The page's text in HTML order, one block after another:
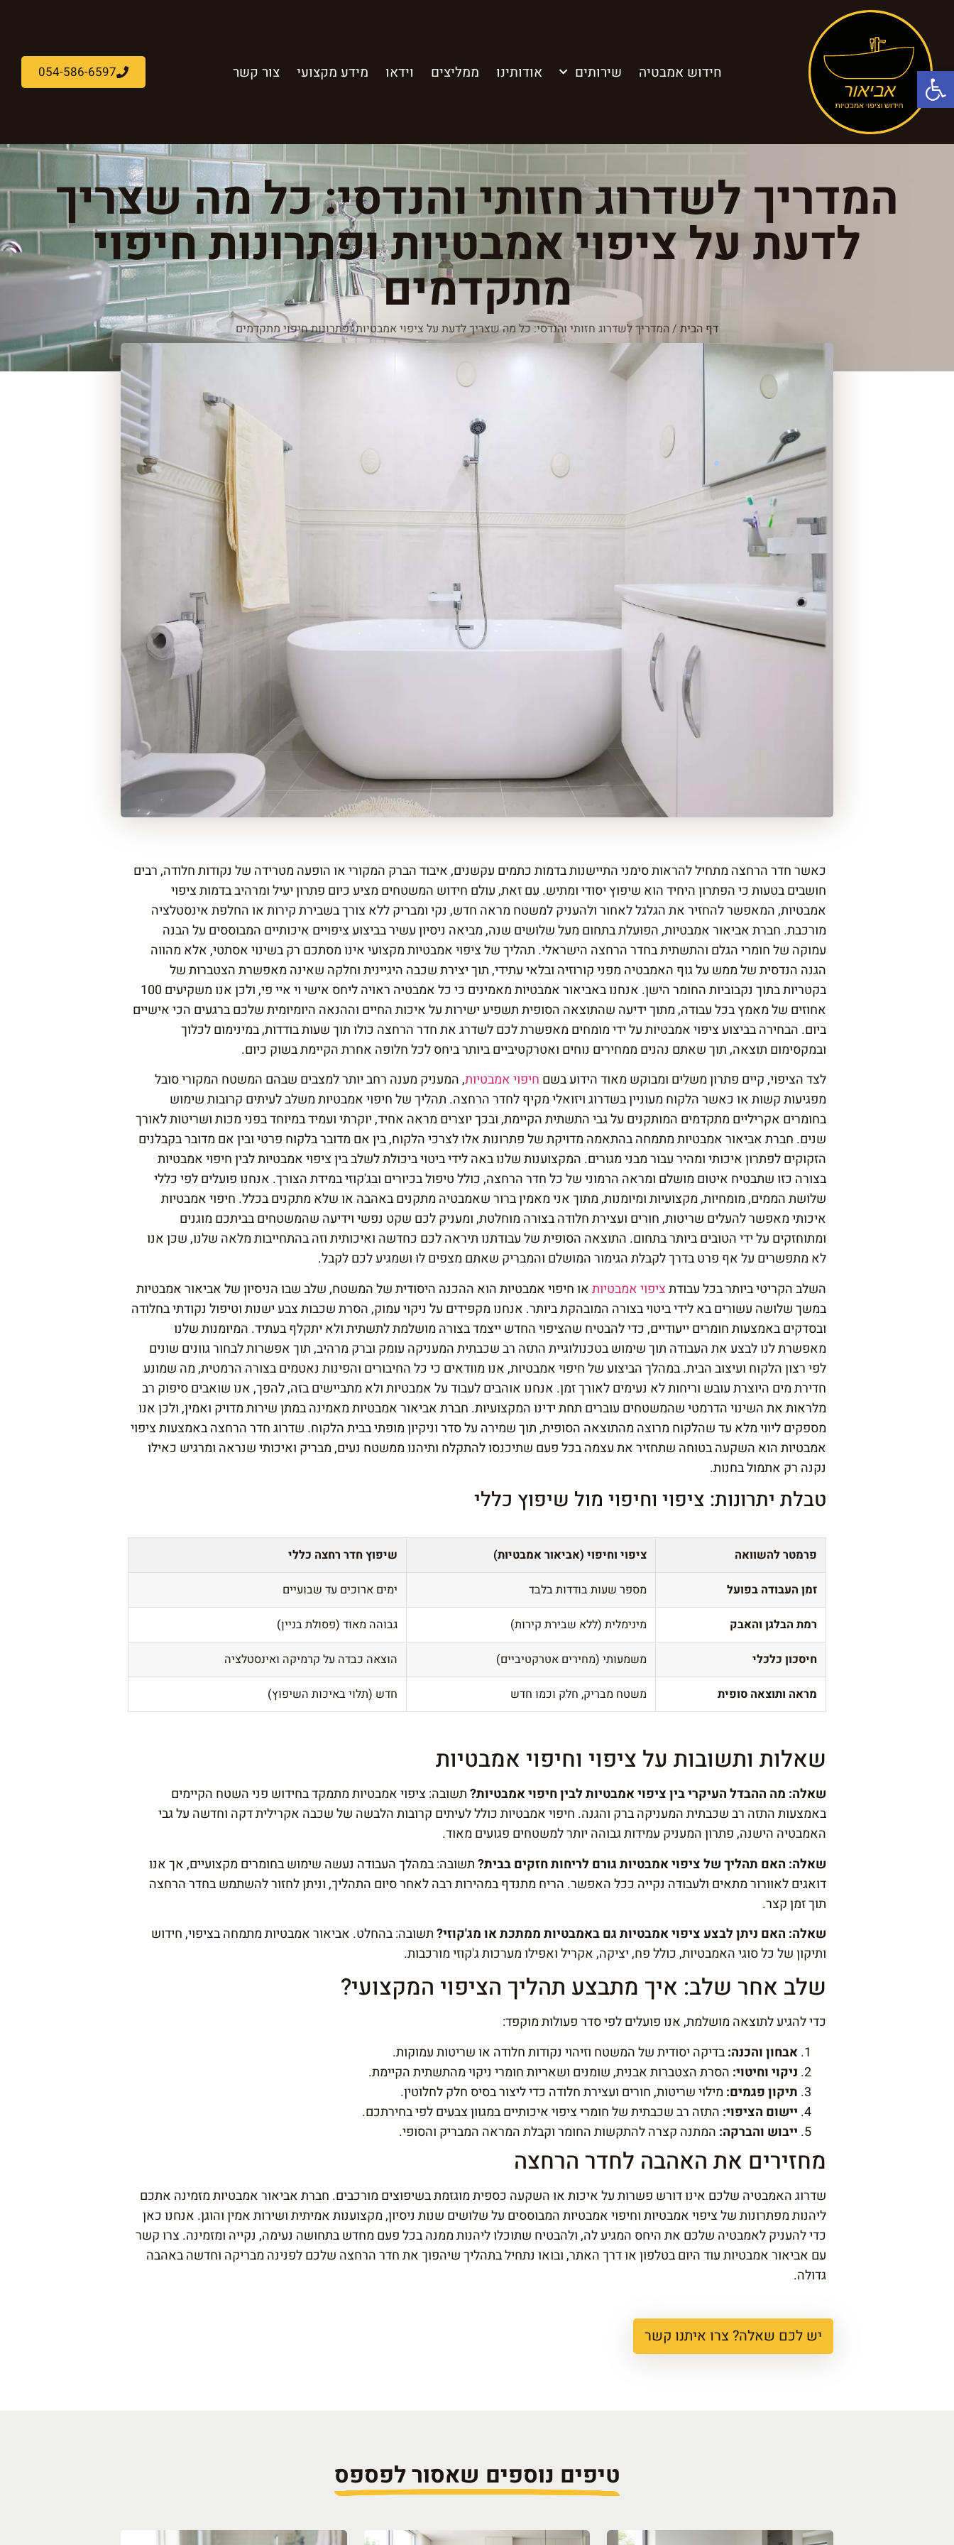
פתח סרגל נגישות חידוש אמבטיה שירותים אודותינו ממליצים וידאו מידע מקצועי צור קשר 054-586-6597
המדריך לשדרוג חזותי והנדסי: כל מה שצריך
לדעת על ציפוי אמבטיות ופתרונות חיפוי
מתקדמים
דף הבית /המדריך לשדרוג חזותי והנדסי: כל מה שצריך לדעת על ציפוי אמבטיות ופתרונות חיפוי מתקדמים
כאשר חדר הרחצה מתחיל להראות סימני התיישנות בדמות כתמים עקשנים, איבוד הברק המקורי או הופעה מטרידה של נקודות חלודה, רבים
חושבים בטעות כי הפתרון היחיד הוא שיפוץ יסודי ומתיש. עם זאת, עולם חידוש המשטחים מציע כיום פתרון יעיל ומרהיב בדמותציפוי
אמבטיות, המאפשר להחזיר את הגלגל לאחור ולהעניק למשטח מראה חדש, נקי ומבריק ללא צורך בשבירת קירות או החלפת אינסטלציה
מורכבת. חברת אביאור אמבטיות, הפועלת בתחום מעל שלושים שנה, מביאה ניסיון עשיר בביצוע ציפויים איכותיים המבוססים על הבנה
עמוקה של חומרי הגלם והתשתית בחדר הרחצה הישראלי. תהליך של ציפוי אמבטיות מקצועי אינו מסתכם רק בשינוי אסתטי, אלא מהווה
הגנה הנדסית של ממש על גוף האמבטיה מפני קורוזיה ובלאי עתידי, תוך יצירת שכבה היגיינית וחלקה שאינה מאפשרת הצטברות של
בקטריות בתוך נקבוביות החומר הישן. אנחנו באביאור אמבטיות מאמינים כי כל אמבטיה ראויה ליחס אישי וי איי פי, ולכן אנו משקיעים 100
אחוזים של מאמץ בכל עבודה, מתוך ידיעה שהתוצאה הסופית תשפיע ישירות על איכות החיים וההנאה היומיומית שלכם ברגעים הכי אישיים
ביום. הבחירה בביצוע ציפוי אמבטיות על ידי מומחים מאפשרת לכם לשדרג את חדר הרחצה כולו תוך שעות בודדות, במינימום לכלוך
ובמקסימום תוצאה, תוך שאתם נהנים ממחירים נוחים ואטרקטיביים ביותר ביחס לכל חלופה אחרת הקיימת בשוק כיום.
לצד הציפוי, קיים פתרון משלים ומבוקש מאוד הידוע בשם חיפוי אמבטיות, המעניק מענה רחב יותר למצבים שבהם המשטח המקורי סובל
מפגיעות קשות או כאשר הלקוח מעוניין בשדרוג ויזואלי מקיף לחדר הרחצה. תהליך של חיפוי אמבטיות משלב לעיתים קרובות שימוש
בחומרים אקריליים מתקדמים המותקנים על גבי התשתית הקיימת, ובכך יוצרים מראה אחיד, יוקרתי ועמיד במיוחד בפני מכות ושריטות לאורך
שנים. חברת אביאור אמבטיות מתמחה בהתאמה מדויקת של פתרונות אלו לצרכי הלקוח, בין אם מדובר בלקוח פרטי ובין אם מדובר בקבלנים
הזקוקים לפתרון איכותי ומהיר עבור מבני מגורים. המקצוענות שלנו באה לידי ביטוי ביכולת לשלב בין ציפוי אמבטיות לבין חיפוי אמבטיות
בצורה כזו שתבטיח איטום מושלם ומראה הרמוני של כל חדר הרחצה, כולל טיפול בכיורים ובג'קוזי במידת הצורך. אנחנו פועלים לפי כללי
שלושת הממים, מומחיות, מקצועיות ומיומנות, מתוך אני מאמין ברור שאמבטיה מתקנים באהבה או שלא מתקנים בכלל. חיפוי אמבטיות
איכותי מאפשר להעלים שריטות, חורים ועצירת חלודה בצורה מוחלטת, ומעניק לכם שקט נפשי וידיעה שהמשטחים בביתכם מוגנים
ומתוחזקים על ידי הטובים ביותר בתחום. התוצאה הסופית של עבודתנו תיראה לכם כחדשה ואיכותית וזה בהתחייבות מלאה שלנו, שכן אנו
לא מתפשרים על אף פרט בדרך לקבלת הגימור המושלם והמבריק שאתם מצפים לו ושמגיע לכם לקבל.
השלב הקריטי ביותר בכל עבודתציפוי אמבטיותאו חיפוי אמבטיות הוא ההכנה היסודית של המשטח, שלב שבו הניסיון של אביאור אמבטיות
במשך שלושה עשורים בא לידי ביטוי בצורה המובהקת ביותר. אנחנו מקפידים על ניקוי עמוק, הסרת שכבות צבע ישנות וטיפול נקודתי בחלודה
ובסדקים באמצעות חומרים ייעודיים, כדי להבטיח שהציפוי החדש ייצמד בצורה מושלמת לתשתית ולא יתקלף בעתיד. המיומנות שלנו
מאפשרת לנו לבצע את העבודה תוך שימוש בטכנולוגיית התזה רב שכבתית המעניקה עומק וברק מרהיב, תוך אפשרות לבחור גוונים שונים
לפי רצון הלקוח ועיצוב הבית. במהלך הביצוע של חיפוי אמבטיות, אנו מוודאים כי כל החיבורים והפינות נאטמים בצורה הרמטית, מה שמונע
חדירת מים היוצרת עובש וריחות לא נעימים לאורך זמן. אנחנו אוהבים לעבוד על אמבטיות ולא מתביישים בזה, להפך, אנו שואבים סיפוק רב
מלראות את השינוי הדרמטי שהמשטחים עוברים תחת ידינו המקצועיות. חברת אביאור אמבטיות מאמינה במתן שירות מדויק ואמין, ולכן אנו
מספקים ליווי מלא עד שהלקוח מרוצה מהתוצאה הסופית, תוך שמירה על סדר וניקיון מופתי בבית הלקוח. שדרוג חדר הרחצה באמצעות ציפוי
אמבטיות הוא השקעה בטוחה שתחזיר את עצמה בכל פעם שתיכנסו להתקלח ותיהנו ממשטח נעים, מבריק ואיכותי שנראה ומרגיש כאילו
נקנה רק אתמול בחנות.
טבלת יתרונות: ציפוי וחיפוי מול שיפוץ כללי
פרמטר להשוואה ציפוי וחיפוי (אביאור אמבטיות) שיפוץ חדר רחצה כללי
זמן העבודה בפועל מספר שעות בודדות בלבד ימים ארוכים עד שבועיים
רמת הבלגן והאבק מינימלית (ללא שבירת קירות) גבוהה מאוד (פסולת בניין)
חיסכון כלכלי משמעותי (מחירים אטרקטיביים) הוצאה כבדה על קרמיקה ואינסטלציה
מראה ותוצאה סופית משטח מבריק, חלק וכמו חדש חדש (תלוי באיכות השיפוץ)
שאלות ותשובות על ציפוי וחיפוי אמבטיות
שאלה: מה ההבדל העיקרי בין ציפוי אמבטיות לבין חיפוי אמבטיות?תשובה: ציפוי אמבטיות מתמקד בחידוש פני השטח הקיימים
באמצעות התזה רב שכבתית המעניקה ברק והגנה. חיפוי אמבטיות כולל לעיתים קרובות הלבשה של שכבה אקרילית דקה וחדשה על גבי
האמבטיה הישנה, פתרון המעניק עמידות גבוהה יותר למשטחים פגועים מאוד.
שאלה: האם תהליך של ציפוי אמבטיות גורם לריחות חזקים בבית?תשובה: במהלך העבודה נעשה שימוש בחומרים מקצועיים, אך אנו
דואגים לאוורור מתאים ולעבודה נקייה ככל האפשר. הריח מתנדף במהירות רבה לאחר סיום התהליך, וניתן לחזור להשתמש בחדר הרחצה
תוך זמן קצר.
שאלה: האם ניתן לבצע ציפוי אמבטיות גם באמבטיות ממתכת או מג'קוזי?תשובה: בהחלט. אביאור אמבטיות מתמחה בציפוי, חידוש
ותיקון של כל סוגי האמבטיות, כולל פח, יציקה, אקריל ואפילו מערכות ג'קוזי מורכבות.
שלב אחר שלב: איך מתבצע תהליך הציפוי המקצועי?
כדי להגיע לתוצאה מושלמת, אנו פועלים לפי סדר פעולות מוקפד:
אבחון והכנה:בדיקה יסודית של המשטח וזיהוי נקודות חלודה או שריטות עמוקות.
ניקוי וחיטוי: הסרת הצטברות אבנית, שומנים ושאריות חומרי ניקוי מהתשתית הקיימת.
תיקון פגמים: מילוי שריטות, חורים ועצירת חלודה כדי ליצור בסיס חלק לחלוטין.
יישום הציפוי: התזה רב שכבתית של חומרי ציפוי איכותיים במגוון צבעים לפי בחירתכם.
ייבוש והברקה: המתנה קצרה להתקשות החומר וקבלת המראה המבריק והסופי.
מחזירים את האהבה לחדר הרחצה
שדרוג האמבטיה שלכם אינו דורש פשרות על איכות או השקעה כספית מוגזמת בשיפוצים מורכבים. חברת אביאור אמבטיות מזמינה אתכם
ליהנות מפתרונות של ציפוי אמבטיות וחיפוי אמבטיות המבוססים על שלושים שנות ניסיון, מקצוענות אמיתית ושירות אמין והוגן. אנחנו כאן
כדי להעניק לאמבטיה שלכם את היחס המגיע לה, ולהבטיח שתוכלו ליהנות ממנה בכל פעם מחדש בתחושה נעימה, נקייה ומזמינה. צרו קשר
עם אביאור אמבטיות עוד היום בטלפון או דרך האתר, ובואו נתחיל בתהליך שיהפוך את חדר הרחצה שלכם לפנינה מבריקה וחדשה באהבה
גדולה.
יש לכם שאלה? צרו איתנו קשר
טיפים נוספים שאסור לפספס